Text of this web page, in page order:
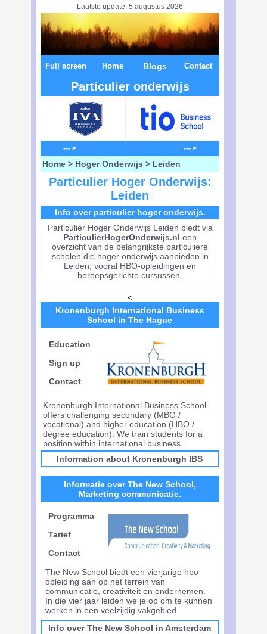
Laatste update: 5 augustus 2026
Full screen Home Blogs Contact
Particulier onderwijs
--- > --- >
Home > Hoger Onderwijs > Leiden
Particulier Hoger Onderwijs:
Leiden
Info over particulier hoger onderwijs.
Particulier Hoger Onderwijs Leiden biedt via
ParticulierHogerOnderwijs.nl een
overzicht van de belangrijkste particuliere
scholen die hoger onderwijs aanbieden in
Leiden, vooral HBO-opleidingen en
beroepsgerichte cursussen.
<
Kronenburgh International Business
School in The Hague
Education
Sign up
Contact
Kronenburgh International Business School
offers challenging secondary (MBO /
vocational) and higher education (HBO /
degree education). We train students for a
position within international business.
Information about Kronenburgh IBS
Informatie over The New School,
Marketing communicatie.
Programma
Tarief
Contact
The New School biedt een vierjarige hbo
opleiding aan op het terrein van
communicatie, creativiteit en ondernemen.
In die vier jaar leiden we je op om te kunnen
werken in een veelzijdig vakgebied.
Info over The New School in Amsterdam